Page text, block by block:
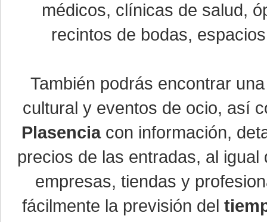
médicos, clínicas de salud,
recintos de bodas,
También podrás encontrar
cultural y eventos de ocio, así
Plasenciacon información,
precios de las entradas, al
empresas, tiendas y
fácilmente la previsión del